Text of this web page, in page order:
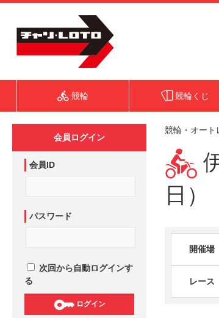
競輪 競輪くじ
会員ログイン
会員ID
パスワード
次回から自動ログインす
る
ログイン
競輪・オート
日）
開催場
レース